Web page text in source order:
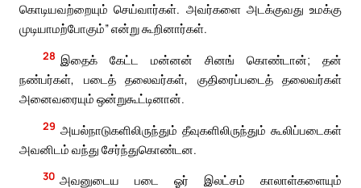
கொடியவற்றையும் செய்வார்கள். அவர்களை அடக்குவது உமக்கு
முடியாமற்போகும்” என்று கூறினார்கள்.
28 இதைக் கேட்ட மன்னன் சினங் கொண்டான்; தன்
நண்பர்கள், படைத் தலைவர்கள், குதிரைப்படைத் தலைவர்கள்
அனைவரையும் ஒன்றுகூட்டினான்.
29 அயல்நாடுகளிலிருந்தும் தீவுகளிலிருந்தும் கூலிப்படைகள்
அவனிடம் வந்து சேர்ந்துகொண்டன.
30 அவனுடைய படை ஓர் இலட்சம் காலாள்களையும்